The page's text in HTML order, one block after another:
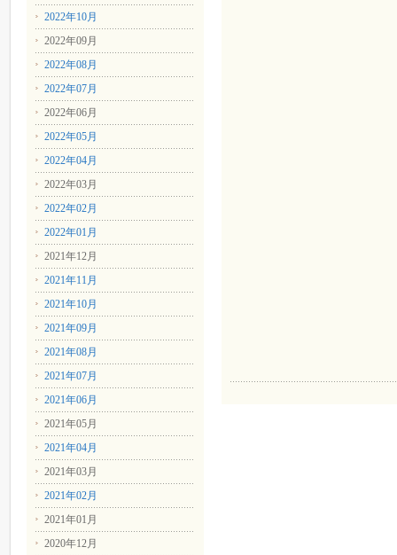
2022年10月
2022年09月
2022年08月
2022年07月
2022年06月
2022年05月
2022年04月
2022年03月
2022年02月
2022年01月
2021年12月
2021年11月
2021年10月
2021年09月
2021年08月
2021年07月
2021年06月
2021年05月
2021年04月
2021年03月
2021年02月
2021年01月
2020年12月